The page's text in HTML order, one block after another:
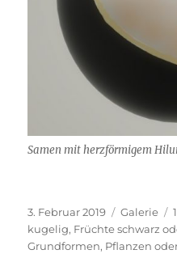
Samen mit herzförmigem
Veröffentlicht
am
3. Februar 2019 Format
Galerie
kugelig, Früchte schwarz
Grundformen, Pflanzen